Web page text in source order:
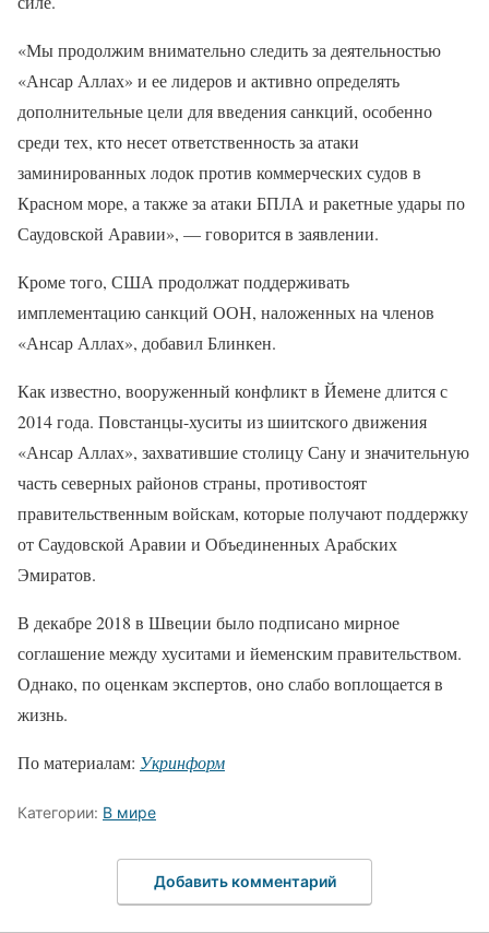
«Мы продолжим внимательно следить за деятельностью
«Ансар Аллах» и ее лидеров и активно определять
дополнительные цели для введения санкций, особенно
среди тех, кто несет ответственность за атаки
заминированных лодок против коммерческих судов в
Красном море, а также за атаки БПЛА и ракетные удары по
Саудовской Аравии», — говорится в заявлении.
Кроме того, США продолжат поддерживать
имплементацию санкций ООН, наложенных на членов
«Ансар Аллах», добавил Блинкен.
Как известно, вооруженный конфликт в Йемене длится с
2014 года. Повстанцы-хуситы из шиитского движения
«Ансар Аллах», захватившие столицу Сану и значительную
часть северных районов страны, противостоят
правительственным войскам, которые получают поддержку
от Саудовской Аравии и Объединенных Арабских
Эмиратов.
В декабре 2018 в Швеции было подписано мирное
соглашение между хуситами и йеменским правительством.
Однако, по оценкам экспертов, оно слабо воплощается в
жизнь.
По материалам: Укринформ
Категории: В мире
Добавить комментарий